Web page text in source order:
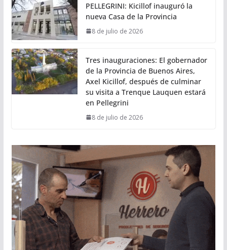
PELLEGRINI: Kicillof inauguró la
nueva Casa de la Provincia
8 de julio de 2026
Tres inauguraciones: El gobernador
de la Provincia de Buenos Aires,
Axel Kicillof, después de culminar
su visita a Trenque Lauquen estará
en Pellegrini
8 de julio de 2026